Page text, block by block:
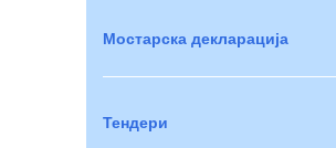
Мостарска декларација
Тендери